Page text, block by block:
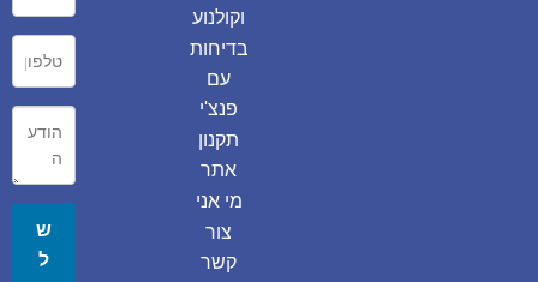
וקולנוע
בדיחות
עם
פנצ'י
תקנון
אתר
מי אני
צור
קשר
ש
ל